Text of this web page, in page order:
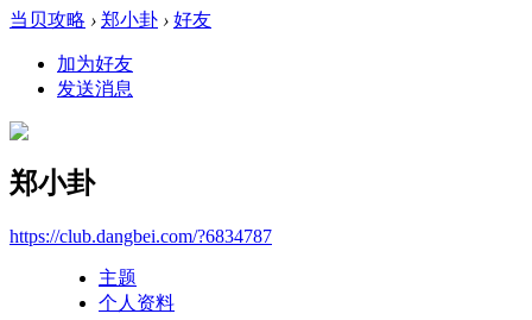
当贝攻略 › 郑小卦 › 好友
加为好友
发送消息
郑小卦
https://club.dangbei.com/?6834787
主题
个人资料